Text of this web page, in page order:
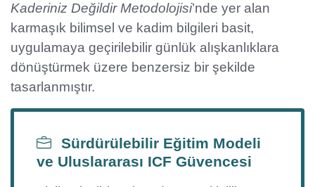
Kaderiniz Değildir Metodolojisi’nde yer alan
karmaşık bilimsel ve kadim bilgileri basit,
uygulamaya geçirilebilir günlük alışkanlıklara
dönüştürmek üzere benzersiz bir şekilde
tasarlanmıştır.
Sürdürülebilir Eğitim Modeli
ve Uluslararası ICF Güvencesi